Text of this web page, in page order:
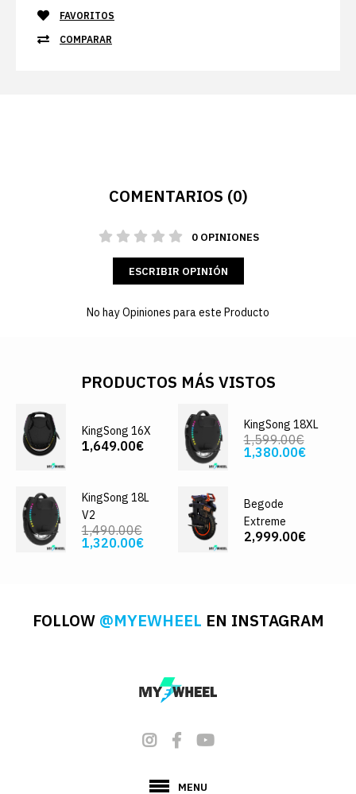
FAVORITOS
COMPARAR
COMENTARIOS (0)
0 OPINIONES
ESCRIBIR OPINIÓN
No hay Opiniones para este Producto
PRODUCTOS MÁS VISTOS
KingSong 16X
1,649.00€
KingSong 18XL
1,599.00€
1,380.00€
KingSong 18L
V2
1,490.00€
1,320.00€
Begode
Extreme
2,999.00€
FOLLOW @MYEWHEEL EN INSTAGRAM
MENU